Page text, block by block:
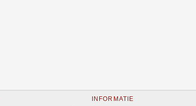
INFORMATIE